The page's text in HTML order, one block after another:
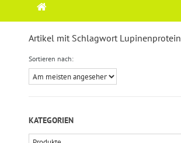
Artikel mit Schlagwort Lupinenprotein
Sortieren nach:
KATEGORIEN